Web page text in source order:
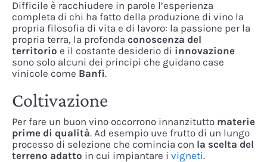
Difficile è racchiudere in parole l’esperienza
completa di chi ha fatto della produzione di vino la
propria filosofia di vita e di lavoro: la passione per la
propria terra, la profonda conoscenza del
territorio e il costante desiderio di innovazione
sono solo alcuni dei principi che guidano case
vinicole come Banfi.
Coltivazione
Per fare un buon vino occorrono innanzitutto materie
prime di qualità. Ad esempio uve frutto di un lungo
processo di selezione che comincia con la scelta del
terreno adatto in cui impiantare i vigneti.